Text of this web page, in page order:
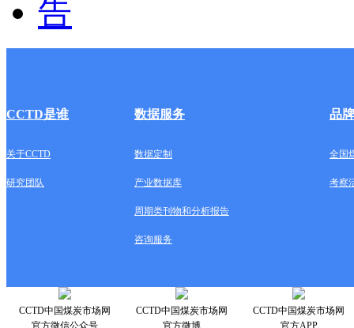
CCTD是谁 数据服务 品
关于CCTD 数据定制 全国
研究团队 产业数据库 考察
周期类刊物和分析报告
咨询服务
CCTD中国煤炭市场网
官方微信公众号
CCTD中国煤炭市场网
官方微博
CCTD中国煤炭市场网
官方APP